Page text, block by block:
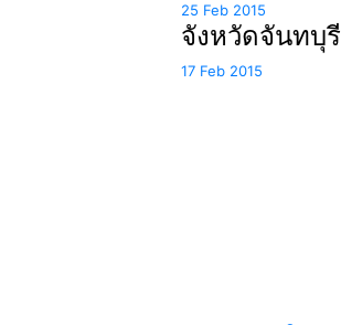
25 Feb 2015
จังหวัดจันทบุรี
17 Feb 2015